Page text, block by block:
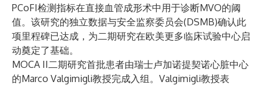
PCoFI检测指标在直接血管成形术中用于诊断MVO的阈
值。该研究的独立数据与安全监察委员会(DSMB)确认此
项里程碑已达成，为二期研究在欧美更多临床试验中心启
动奠定了基础。
MOCA II二期研究首批患者由瑞士卢加诺提契诺心脏中心
的Marco Valgimigli教授完成入组。Valgimigli教授表